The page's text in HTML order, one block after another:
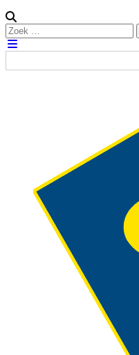
Zoeken
naar: